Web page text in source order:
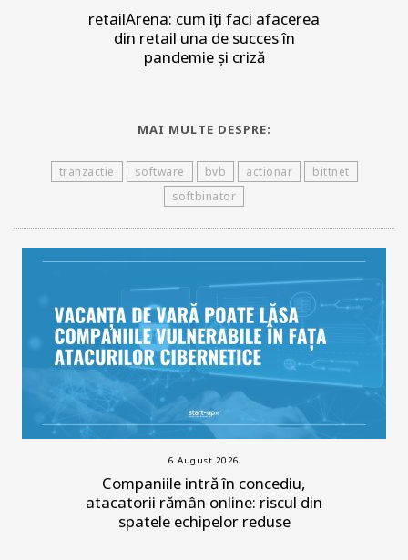
retailArena: cum îți faci afacerea
din retail una de succes în
pandemie și criză
MAI MULTE DESPRE:
tranzactie software bvb actionar
bittnet
softbinator
6 August 2026
Companiile intră în concediu,
atacatorii rămân online: riscul din
spatele echipelor reduse